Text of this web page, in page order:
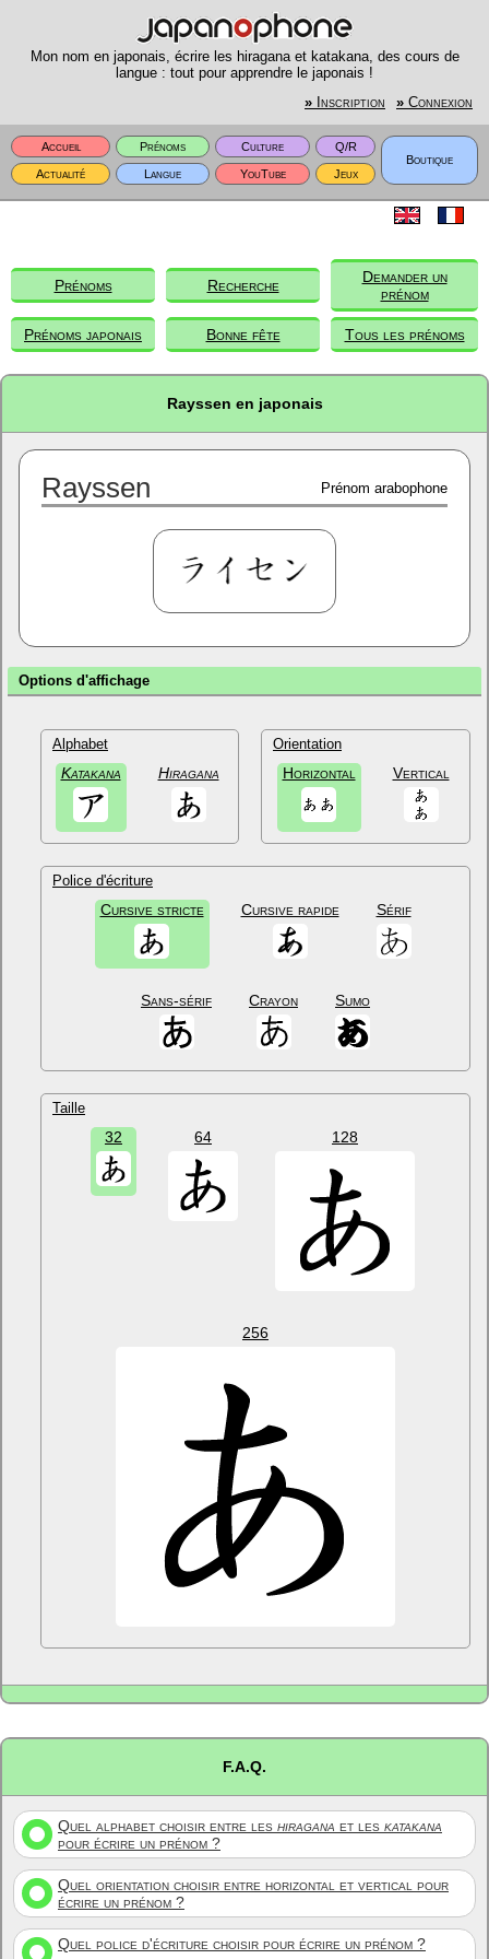
Mon nom en japonais, écrire les hiragana et katakana, des cours de
langue : tout pour apprendre le japonais !
» Inscription » Connexion
Accueil Prénoms Culture
Q/R
Boutique
Actualité
Langue YouTube Jeux
Prénoms Recherche
Demander un
prénom
Prénoms japonais Bonne fête Tous les prénoms
Rayssen en japonais
Rayssen Prénom arabophone
Options d'affichage
Alphabet
Katakana Hiragana
Orientation
Horizontal Vertical
Police d'écriture
Cursive stricte Cursive rapide Sérif
Sans-sérif Crayon Sumo
Taille
32 64 128
256
F.A.Q.
Quel alphabet choisir entre les hiragana et les katakana
pour écrire un prénom ?
Quel orientation choisir entre horizontal et vertical pour
écrire un prénom ?
Quel police d'écriture choisir pour écrire un prénom ?